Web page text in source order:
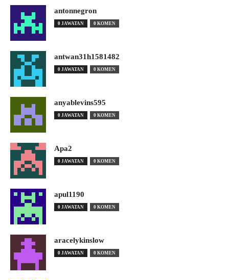
antonnegron
0 JAWATAN 0 KOMEN
antwan31h1581482
0 JAWATAN 0 KOMEN
anyablevins595
0 JAWATAN 0 KOMEN
Apa2
0 JAWATAN 0 KOMEN
apul1190
0 JAWATAN 0 KOMEN
aracelykinslow
0 JAWATAN 0 KOMEN